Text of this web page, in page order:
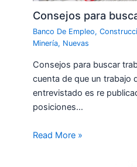
Consejos para
Banco De Empleo,
Minería, Nuevas
Consejos para buscar
cuenta de que un trabajo
entrevistado es re
posiciones…
Read More »